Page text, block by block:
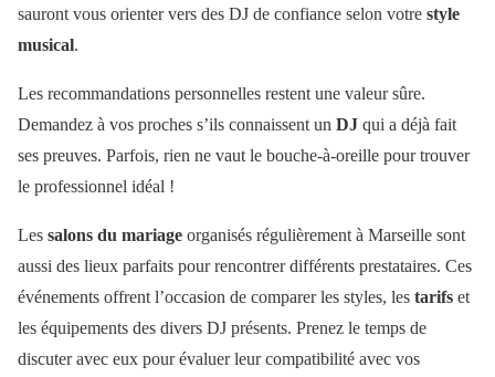
sauront vous orienter vers des DJ de confiance selon votre style
musical.
Les recommandations personnelles restent une valeur sûre.
Demandez à vos proches s’ils connaissent un DJ qui a déjà fait
ses preuves. Parfois, rien ne vaut le bouche-à-oreille pour trouver
le professionnel idéal !
Les salons du mariage organisés régulièrement à Marseille sont
aussi des lieux parfaits pour rencontrer différents prestataires. Ces
événements offrent l’occasion de comparer les styles, les tarifs et
les équipements des divers DJ présents. Prenez le temps de
discuter avec eux pour évaluer leur compatibilité avec vos